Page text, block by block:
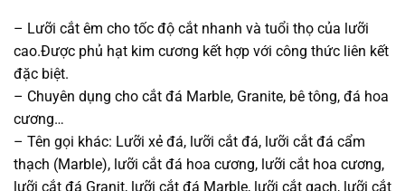
– Lưỡi cắt êm cho tốc độ cắt nhanh và tuổi thọ của lưỡi
cao.Được phủ hạt kim cương kết hợp với công thức liên kết
đặc biệt.
– Chuyên dụng cho cắt đá Marble, Granite, bê tông, đá hoa
cương…
– Tên gọi khác: Lưỡi xẻ đá, lưỡi cắt đá, lưỡi cắt đá cẩm
thạch (Marble), lưỡi cắt đá hoa cương, lưỡi cắt hoa cương,
lưỡi cắt đá Granit, lưỡi cắt đá Marble, lưỡi cắt gạch, lưỡi cắt